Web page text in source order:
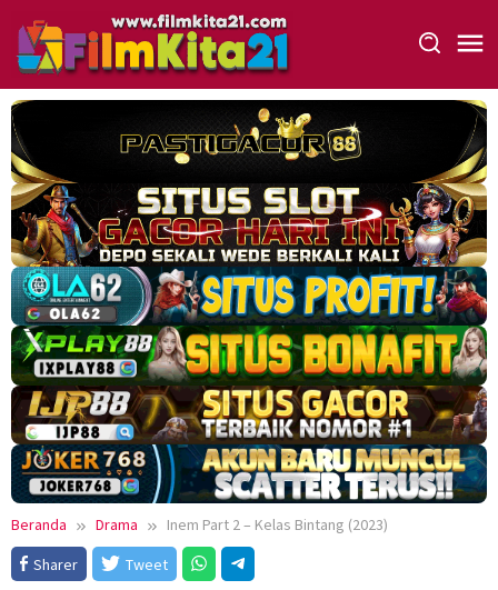
konten
Beranda Drama
Inem Part 2 – Kelas Bintang (2023)
Sharer
Tweet